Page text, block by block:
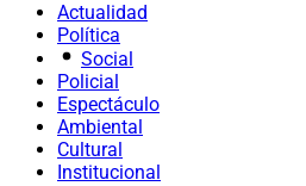
Actualidad
Política
Social
Policial
Espectáculo
Ambiental
Cultural
Institucional